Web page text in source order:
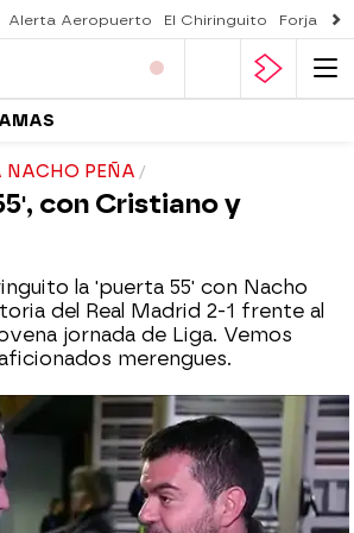
Alerta Aeropuerto El Chiringuito Forjado
NACHO PEÑA
con Cristiano y
la 'puerta 55' con Nacho
del Real Madrid 2-1 frente al
jornada de Liga. Vemos
merengues.